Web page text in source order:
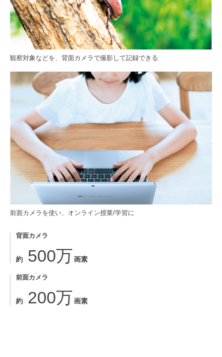
観察対象などを、背面カメラで撮影して記録できる
前面カメラを使い、オンライン授業/学習に
背面カメラ
約 500万画素
前面カメラ
約 200万画素